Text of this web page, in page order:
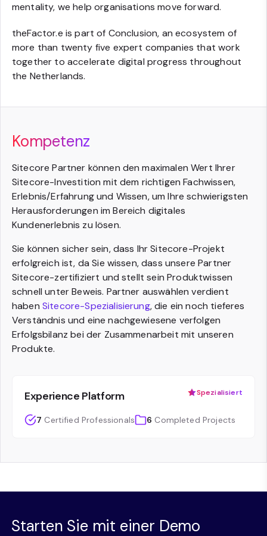
mentality, we help organisations move forward.
theFactor.e is part of Conclusion, an ecosystem of
more than twenty five expert companies that work
together to accelerate digital progress throughout
the Netherlands.
Kompetenz
Sitecore Partner können den maximalen Wert Ihrer
Sitecore-Investition mit dem richtigen Fachwissen,
Erlebnis/Erfahrung und Wissen, um Ihre schwierigsten
Herausforderungen im Bereich digitales
Kundenerlebnis zu lösen.
Sie können sicher sein, dass Ihr Sitecore-Projekt
erfolgreich ist, da Sie wissen, dass unsere Partner
Sitecore-zertifiziert und stellt sein Produktwissen
schnell unter Beweis. Partner auswählen verdient
haben Sitecore-Spezialisierung, die ein noch tieferes
Verständnis und eine nachgewiesene verfolgen
Erfolgsbilanz bei der Zusammenarbeit mit unseren
Produkte.
Experience Platform Spezialisiert
7 Certified Professionals 6 Completed Projects
Starten Sie mit einer Demo